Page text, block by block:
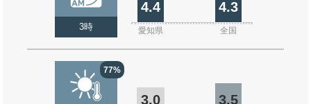
3時
4.4 4.3
愛知県 全国
77%
3.0 3.5